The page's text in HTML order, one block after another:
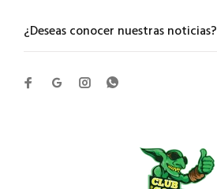
¿Deseas conocer nuestras noticias?